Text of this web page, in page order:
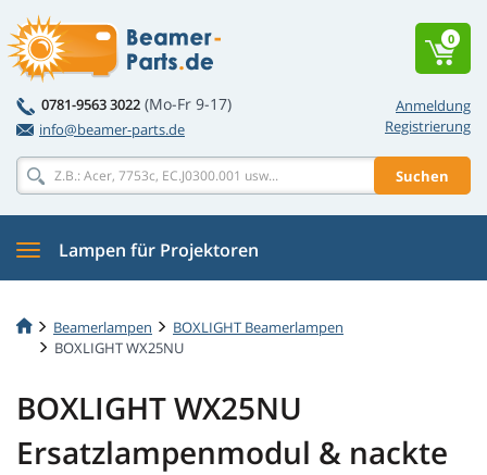
Anmeldung
Registrierung
0781-9563 3022 (Mo-Fr 9-17)
info@beamer-parts.de
Suchen
0
Lampen für Projektoren
Beamerlampen
BOXLIGHT Beamerlampen
BOXLIGHT WX25NU
BOXLIGHT WX25NU
Ersatzlampenmodul & nackte